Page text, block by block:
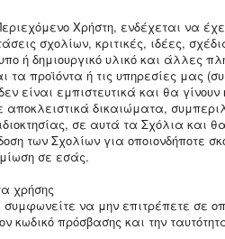
Χρήστη, ενδέχεται να
σχολίων, κριτικές, ιδέες,
ή δημιουργικό υλικό και άλλες
τα προϊόντα ή τις υπηρεσίες μας
είναι εμπιστευτικά και θα γίνουν
αποκλειστικά δικαιώματα,
σε αυτά τα Σχόλια και
των Σχολίων για οποιονδήποτε
σε εσάς.
χρήσης
να μην επιτρέπετε σε
κωδικό πρόσβασης και την